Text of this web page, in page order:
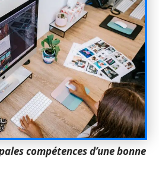
compétences d’une bonne